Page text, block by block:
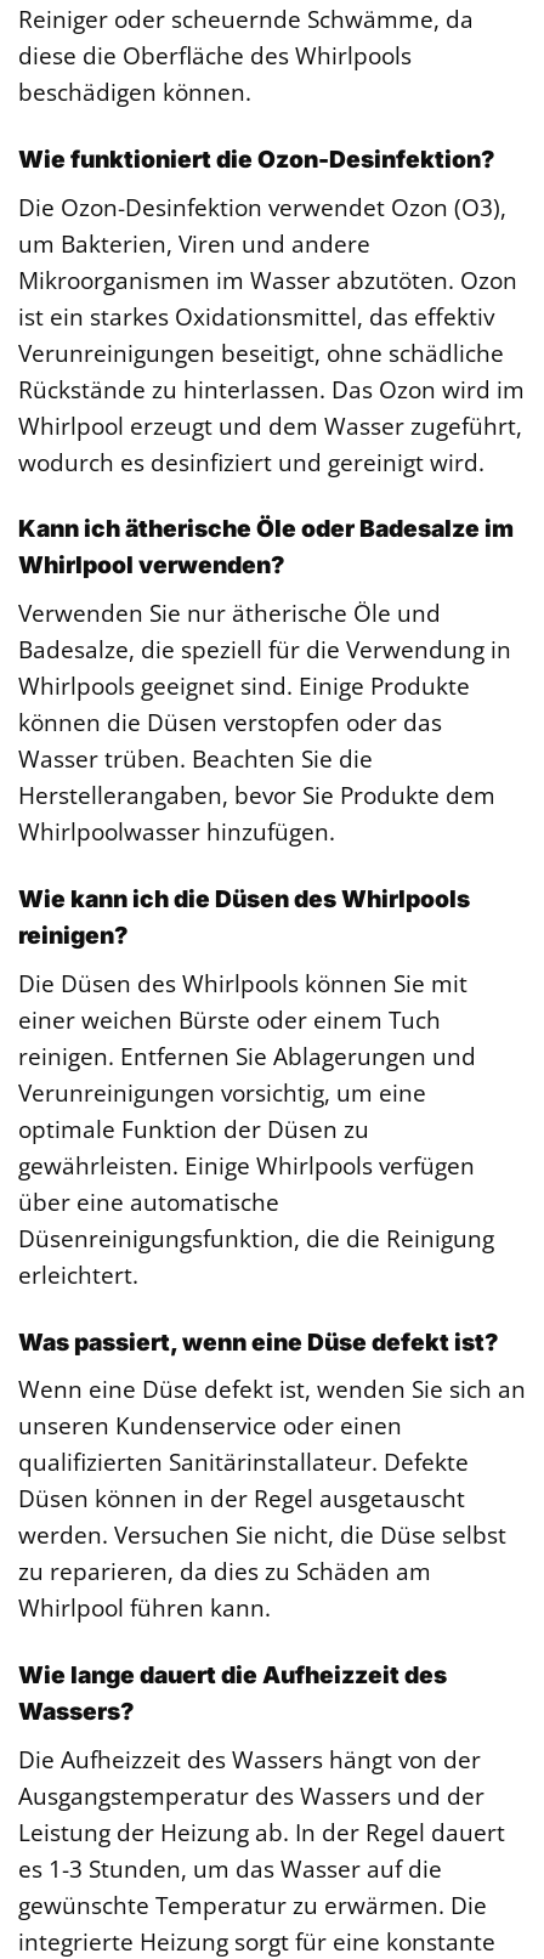
Reiniger oder scheuernde Schwämme, da
diese die Oberfläche des Whirlpools
beschädigen können.
Wie funktioniert die Ozon-Desinfektion?
Die Ozon-Desinfektion verwendet Ozon (O3),
um Bakterien, Viren und andere
Mikroorganismen im Wasser abzutöten. Ozon
ist ein starkes Oxidationsmittel, das effektiv
Verunreinigungen beseitigt, ohne schädliche
Rückstände zu hinterlassen. Das Ozon wird im
Whirlpool erzeugt und dem Wasser zugeführt,
wodurch es desinfiziert und gereinigt wird.
Kann ich ätherische Öle oder Badesalze im
Whirlpool verwenden?
Verwenden Sie nur ätherische Öle und
Badesalze, die speziell für die Verwendung in
Whirlpools geeignet sind. Einige Produkte
können die Düsen verstopfen oder das
Wasser trüben. Beachten Sie die
Herstellerangaben, bevor Sie Produkte dem
Whirlpoolwasser hinzufügen.
Wie kann ich die Düsen des Whirlpools
reinigen?
Die Düsen des Whirlpools können Sie mit
einer weichen Bürste oder einem Tuch
reinigen. Entfernen Sie Ablagerungen und
Verunreinigungen vorsichtig, um eine
optimale Funktion der Düsen zu
gewährleisten. Einige Whirlpools verfügen
über eine automatische
Düsenreinigungsfunktion, die die Reinigung
erleichtert.
Was passiert, wenn eine Düse defekt ist?
Wenn eine Düse defekt ist, wenden Sie sich an
unseren Kundenservice oder einen
qualifizierten Sanitärinstallateur. Defekte
Düsen können in der Regel ausgetauscht
werden. Versuchen Sie nicht, die Düse selbst
zu reparieren, da dies zu Schäden am
Whirlpool führen kann.
Wie lange dauert die Aufheizzeit des
Wassers?
Die Aufheizzeit des Wassers hängt von der
Ausgangstemperatur des Wassers und der
Leistung der Heizung ab. In der Regel dauert
es 1-3 Stunden, um das Wasser auf die
gewünschte Temperatur zu erwärmen. Die
integrierte Heizung sorgt für eine konstante